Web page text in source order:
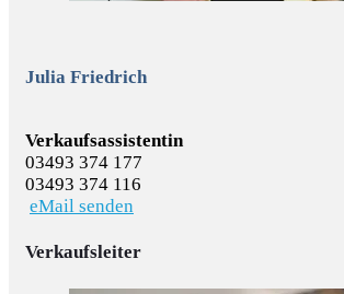
Julia Friedrich
Verkaufsassistentin
03493 374 177
03493 374 116
eMail senden
Verkaufsleiter